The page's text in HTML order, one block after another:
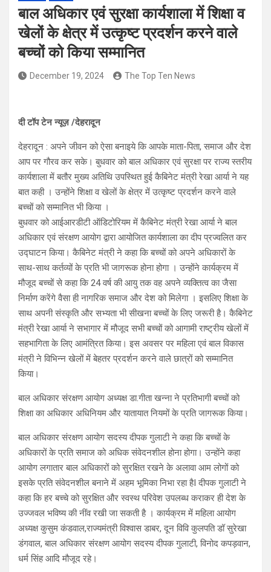
बाल अधिकार एवं सुरक्षा कार्यशाला में शिक्षा व
खेलों के क्षेत्र में उत्कृष्ट प्रदर्शन करने वाले
बच्चों को किया सम्मानित
December 19, 2024 The Top Ten News
दी टॉप टेन न्यूज़ /देहरादून
देहरादून : अपने जीवन को ऐसा बनाइये कि आपके माता-पिता, समाज और देश
आप पर गौरव कर सके। बुधवार को बाल अधिकार एवं सुरक्षा पर राज्य स्तरीय
कार्यशाला में बतौर मुख्य अतिथि उपस्थित हुई कैबिनेट मंत्री रेखा आर्या ने यह
बात कही । उन्होंने शिक्षा व खेलों के क्षेत्र में उत्कृष्ट प्रदर्शन करने वाले
बच्चों को सम्मानित भी किया ।
बुधवार को आईआरडीटी ऑडिटोरियम में कैबिनेट मंत्री रेखा आर्या ने बाल
अधिकार एवं संरक्षण आयोग द्वारा आयोजित कार्यशाला का दीप प्रज्वलित कर
उद्घाटन किया। कैबिनेट मंत्री ने कहा कि बच्चों को अपने अधिकारों के
साथ-साथ कर्तव्यों के प्रति भी जागरूक होना होगा । उन्होंने कार्यक्रम में
मौजूद बच्चों से कहा कि 24 वर्ष की आयु तक वह अपने व्यक्तित्व का जैसा
निर्माण करेंगे वैसा ही नागरिक समाज और देश को मिलेगा । इसलिए शिक्षा के
साथ अपनी संस्कृति और सभ्यता भी सीखना बच्चों के लिए जरूरी है। कैबिनेट
मंत्री रेखा आर्या ने सभागार में मौजूद सभी बच्चों को आगामी राष्ट्रीय खेलों में
सहभागिता के लिए आमंत्रित किया। इस अवसर पर महिला एवं बाल विकास
मंत्री ने विभिन्न खेलों में बेहतर प्रदर्शन करने वाले छात्रों को सम्मानित
किया।
बाल अधिकार संरक्षण आयोग अध्यक्ष डा.गीता खन्ना ने प्रतिभागी बच्चों को
शिक्षा का अधिकार अधिनियम और यातायात नियमों के प्रति जागरूक किया।
बाल अधिकार संरक्षण आयोग सदस्य दीपक गुलाटी ने कहा कि बच्चों के
अधिकारों के प्रति समाज को अधिक संवेदनशील होना होगा। उन्होंने कहा
आयोग लगातार बाल अधिकारों को सुरक्षित रखने के अलावा आम लोगों को
इसके प्रति संवेदनशील बनाने में अहम भूमिका निभा रहा हैI दीपक गुलाटी ने
कहा कि हर बच्चे को सुरक्षित और स्वस्थ परिवेश उपलब्ध कराकर ही देश के
उज्जवल भविष्य की नींव रखी जा सकती है । कार्यक्रम में महिला आयोग
अध्यक्ष कुसुम कंडवाल,राज्यमंत्री विश्वास डाबर, दून विवि कुलपति डॉ सुरेखा
डंगवाल, बाल अधिकार संरक्षण आयोग सदस्य दीपक गुलाटी, विनोद कपड़वान,
धर्म सिंह आदि मौजूद रहे।